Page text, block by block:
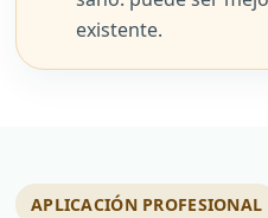
existente.
APLICACIÓN PROFESIONAL